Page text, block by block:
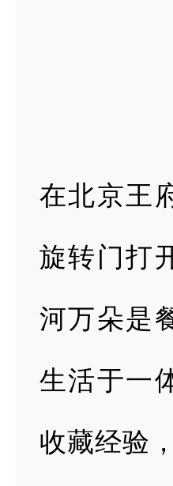
在北京王
旋转门打
河万朵是
生活于一
收藏经验